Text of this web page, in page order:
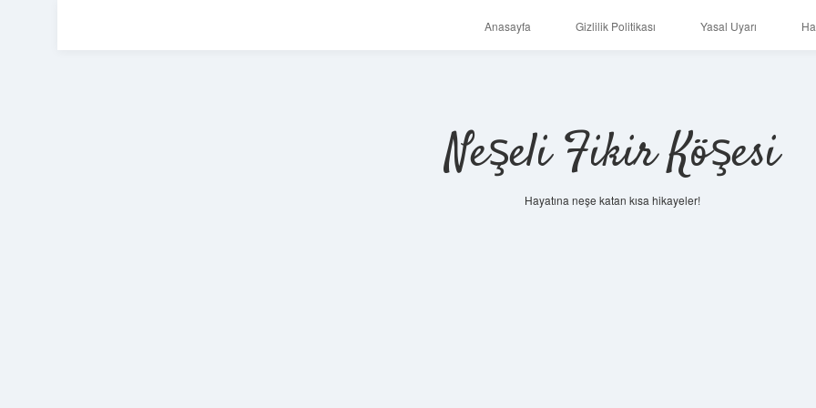
Anasayfa Gizlilik Politikası Yasal Uyarı
Neşeli Fikir Köşesi
Hayatına neşe katan kısa hikayeler!